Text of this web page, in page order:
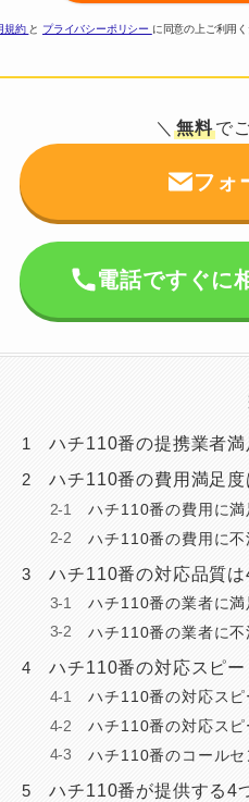
規約 と プライバシーポリシー に同意の上ご利用く
＼無料で
フォ
電話ですぐ
ハチ110番の提携業者
ハチ110番の費用満足度
ハチ110番の費用に満
ハチ110番の費用に不
ハチ110番の対応品質は
ハチ110番の業者に満
ハチ110番の業者に不
ハチ110番の対応スピ
ハチ110番の対応スピ
ハチ110番の対応スピ
ハチ110番のコール
ハチ110番が提供する4